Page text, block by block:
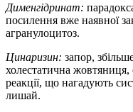
Дименгідринат:
посилення вже наявної
агранулоцитоз.
Цинаризин: запор,
холестатична жовтяниця,
реакції, що нагадують
лишай.